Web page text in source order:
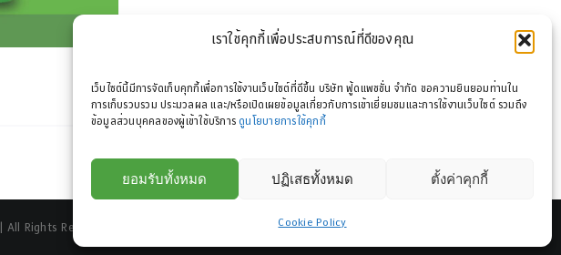
เราใช้คุกกี้เพื่อประสบการณ์ที่ดีของคุณ
เว็บไซต์นี้มีการจัดเก็บคุกกี้เพื่อการใช้งานเว็บไซต์ที่ดีขึ้น บริษัท ฟู้ดแพชชั่น จำกัด ขอความยินยอมท่านใน
การเก็บรวบรวม ประมวลผล และ/หรือเปิดเผยข้อมูลเกี่ยวกับการเข้าเยี่ยมชมและการใช้งานเว็บไซต์ รวมถึง
ข้อมูลส่วนบุคคลของผู้เข้าใช้บริการดูนโยบายการใช้คุกกี้
ยอมรับทั้งหมด ปฏิเสธทั้งหมด ตั้งค่าคุกกี้
Cookie Policy
| All Rights Reserved